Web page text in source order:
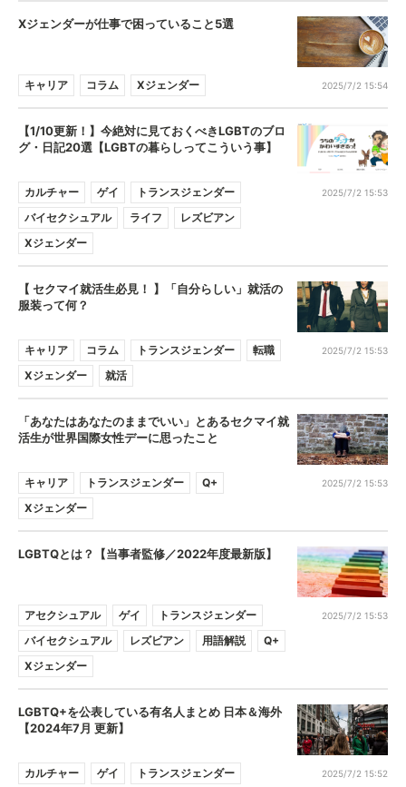
Xジェンダーが仕事で困っていること5選
キャリア コラム Xジェンダー 2025/7/2 15:54
【1/10更新！】今絶対に見ておくべきLGBTのブロ
グ・日記20選【LGBTの暮らしってこういう事】
カルチャー ゲイ
トランスジェンダー
バイセクシュアル
ライフ
レズビアン
Xジェンダー
2025/7/2 15:53
【 セクマイ就活生必見！ 】「自分らしい」就活の
服装って何？
キャリア コラム トランスジェンダー
転職
Xジェンダー
就活
2025/7/2 15:53
「あなたはあなたのままでいい」とあるセクマイ就
活生が世界国際女性デーに思ったこと
キャリア トランスジェンダー
Q+
Xジェンダー
2025/7/2 15:53
LGBTQとは？【当事者監修／2022年度最新版】
アセクシュアル ゲイ
トランスジェンダー
バイセクシュアル
レズビアン 用語解説
Q+
Xジェンダー
2025/7/2 15:53
LGBTQ+を公表している有名人まとめ 日本＆海外
【2024年7月 更新】
カルチャー ゲイ
トランスジェンダー
2025/7/2 15:52